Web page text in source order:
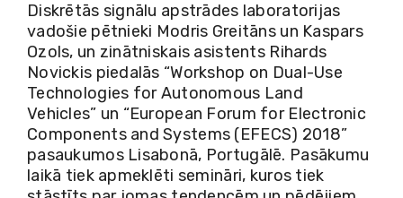
Diskrētās signālu apstrādes laboratorijas
vadošie pētnieki Modris Greitāns un Kaspars
Ozols, un zinātniskais asistents Rihards
Novickis piedalās “Workshop on Dual-Use
Technologies for Autonomous Land
Vehicles” un “European Forum for Electronic
Components and Systems (EFECS) 2018”
pasaukumos Lisabonā, Portugālē. Pasākumu
laikā tiek apmeklēti semināri, kuros tiek